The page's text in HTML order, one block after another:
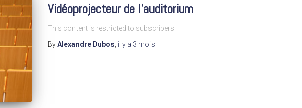
Vidéoprojecteur de l’auditorium
This content is restricted to subscribers
ByAlexandre Dubos il y a 3 mois